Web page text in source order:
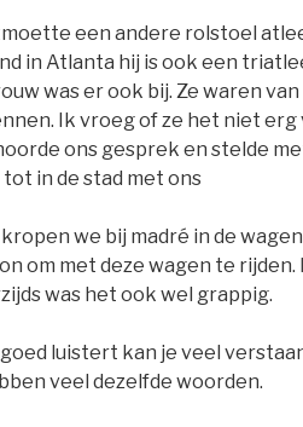
een andere rolstoel
in Atlanta hij is ook een
was er ook bij. Ze waren
Ik vroeg of ze het niet erg
ons gesprek en stelde
in de stad met ons
we bij madré in de
om met deze wagen te
was het ook wel grappig.
luistert kan je veel
veel dezelfde woorden.